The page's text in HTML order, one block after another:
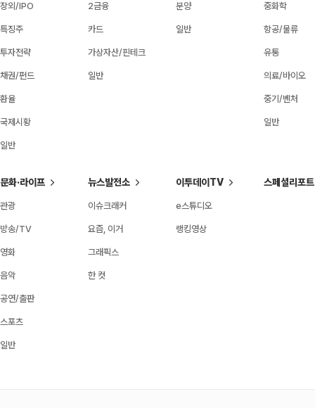
장외/IPO
특징주
투자전략
채권/펀드
환율
국제시황
일반
2금융
카드
가상자산/핀테크
일반
분양
일반
중화학
항공/물류
유통
의료/바이오
중기/벤처
일반
문화·라이프
관광
방송/TV
영화
음악
공연/출판
스포츠
일반
뉴스발전소
이슈크래커
요즘, 이거
그래픽스
한 컷
이투데이TV
e스튜디오
랭킹영상
스페셜리포트